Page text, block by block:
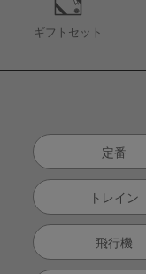
ギフトセット
定番
トレイン
飛行機